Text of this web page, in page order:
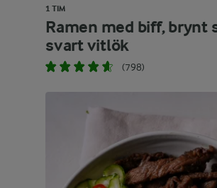
1 TIM
Ramen med biff, brynt
svart vitlök
(798)